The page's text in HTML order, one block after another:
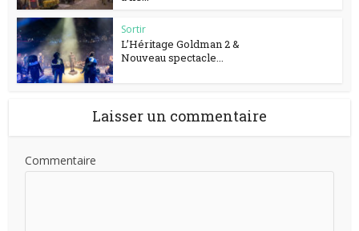
Sortir
L’Héritage Goldman 2 &
Nouveau spectacle...
Laisser un commentaire
Commentaire